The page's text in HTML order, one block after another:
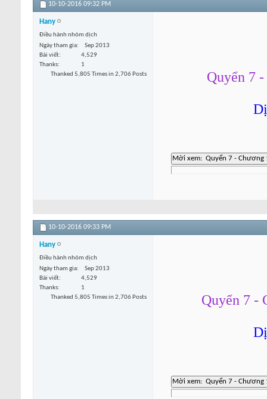
10-10-2016 09:32 PM
Hany
Điều hành nhóm dịch
Ngày tham gia
Sep 2013
Bài viết
4,529
Thanks
1
Thanked 5,805 Times in 2,706 Posts
Quyển 7
10-10-2016 09:33 PM
Hany
Điều hành nhóm dịch
Ngày tham gia
Sep 2013
Bài viết
4,529
Thanks
1
Thanked 5,805 Times in 2,706 Posts
Quyển 7 -